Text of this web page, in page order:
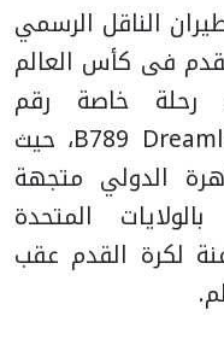
الناقل الرسمي
فى كأس العالم
رحلة خاصة رقم
MS3009/10 بطراز بوينج B789 Dreamliner، حيث
الدولي متجهة
المتحدة
لكرة القدم عقب